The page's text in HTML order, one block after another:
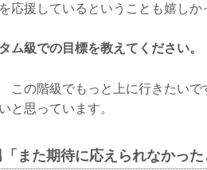
応援しているということも嬉しか
ム級での目標を教えてください。
この階級でもっと上に行きたいで
と思っています。
「また期待に応えられなかった